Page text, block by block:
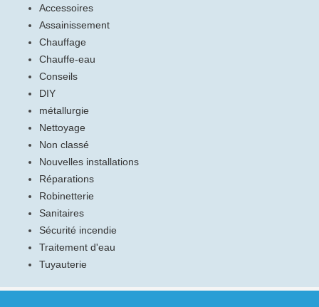
Accessoires
Assainissement
Chauffage
Chauffe-eau
Conseils
DIY
métallurgie
Nettoyage
Non classé
Nouvelles installations
Réparations
Robinetterie
Sanitaires
Sécurité incendie
Traitement d'eau
Tuyauterie